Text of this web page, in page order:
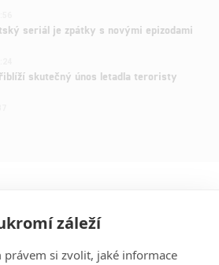
seriál je zpátky s novými epizodami
skutečný únos letadla teroristy
záleží
právem si zvolit, jaké informace